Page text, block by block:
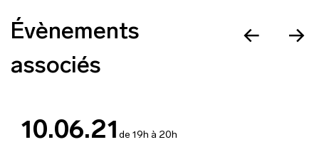
Évènements
associés
10.06.21 de 19h à 20h